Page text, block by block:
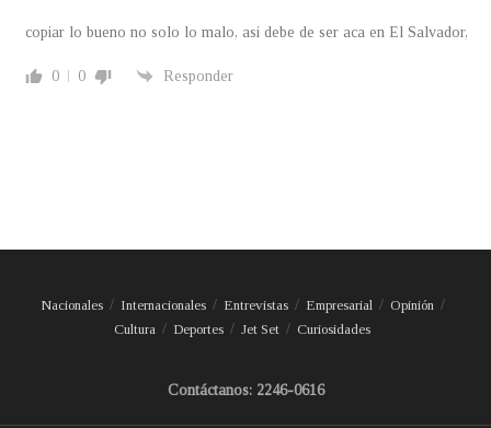
copiar lo bueno no solo lo malo, asi debe de ser aca en El Salvador,
0 0 Responder
Nacionales Internacionales Entrevistas Empresarial
Opinión
Cultura
Deportes Jet Set Curiosidades
Contáctanos: 2246-0616